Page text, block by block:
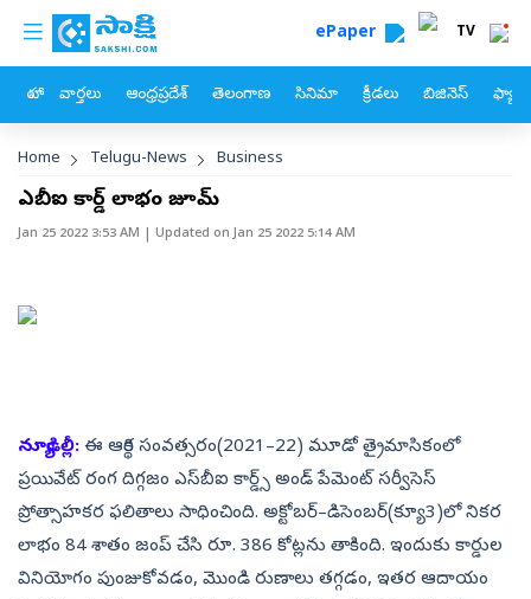
Skip to main content
custom menu ePaper TV
హోం వార్తలు ఆంధ్రప్రదేశ్ తెలంగాణ సినిమా క్రీడలు బిజినెస్
Breadcrumb
Home Telugu-News Business
ఎస్‌బీఐ కార్డ్‌ లాభం జూమ్‌
Jan 25 2022 3:53 AM | Updated onJan 25 2022 5:14 AM
న్యూఢిల్లీ: ఈ ఆర్థిక సంవత్సరం(2021–22) మూడో త్రైమాసికంలో
ప్రయివేట్‌ రంగ దిగ్గజం ఎస్‌బీఐ కార్డ్స్‌ అండ్‌ పేమెంట్‌ సర్వీసెస్‌
ప్రోత్సాహకర ఫలితాలు సాధించింది. అక్టోబర్‌–డిసెంబర్‌(క్యూ3)లో నికర
లాభం 84 శాతం జంప్‌ చేసి రూ. 386 కోట్లను తాకింది. ఇందుకు కార్డుల
వినియోగం పుంజుకోవడం, మొండి రుణాలు తగ్గడం, ఇతర ఆదాయం